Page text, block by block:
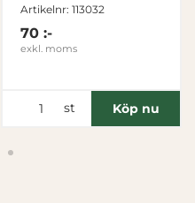
Artikelnr: 113032
70 :-
exkl. moms
st Köp nu